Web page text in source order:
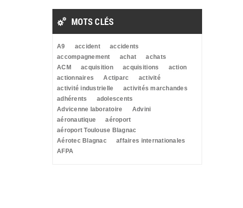
MOTS CLÉS
A9 accident
accidents
accompagnement
achat
achats
ACM
acquisition acquisitions
action
actionnaires
Actiparc
activité
activité industrielle
activités marchandes
adhérents
adolescents
Advicenne laboratoire
Advini
aéronautique
aéroport
aéroport Toulouse Blagnac
Aérotec Blagnac
affaires internationales
AFPA